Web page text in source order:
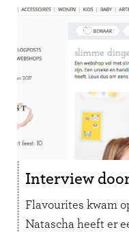
Interview
Flavourites kwam
Natascha heeft er